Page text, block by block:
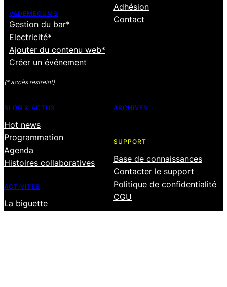
VADEMECUMS
Gestion du bar*
Electricité*
Ajouter du contenu web*
Créer un événement
(* accès restreint)
Adhésion
Contact
BLOG & ACTUS
Hot news
Programmation
Agenda
Histoires collaboratives
ACTIVITES
La biguette
ARCHIVES
SUPPORT
Base de connaissances
Contacter le support
Politique de confidentialité
CGU